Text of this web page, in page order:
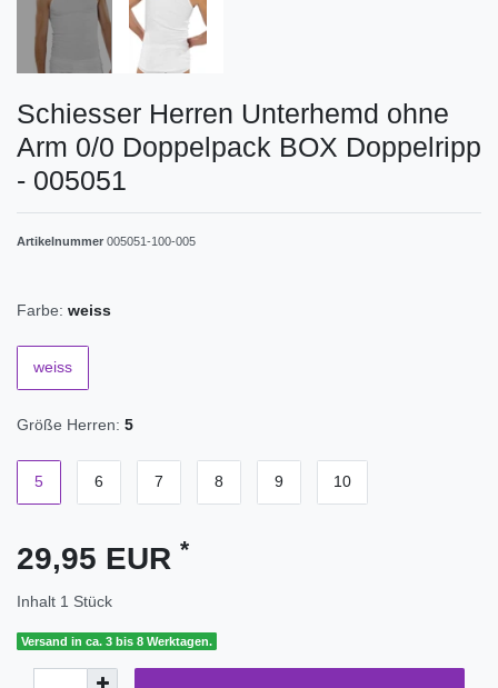
Schiesser Herren Unterhemd ohne
Arm 0/0 Doppelpack BOX Doppelripp
- 005051
Artikelnummer 005051-100-005
Farbe: weiss
weiss
Größe Herren: 5
5 6 7 8 9 10
29,95 EUR *
Inhalt 1 Stück
Versand in ca. 3 bis 8 Werktagen.